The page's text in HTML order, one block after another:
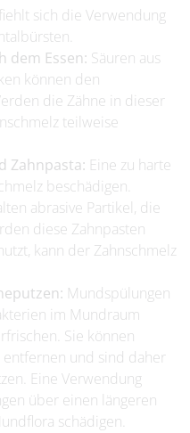
sich die Verwendung
dem Essen: Säuren aus
können den
die Zähne in dieser
teilweise
Zahnpasta: Eine zu harte
beschädigen.
abrasive Partikel, die
diese Zahnpasten
kann der Zahnschmelz
Mundspülungen
im Mundraum
Sie können
entfernen und sind daher
Eine Verwendung
über einen längeren
schädigen.